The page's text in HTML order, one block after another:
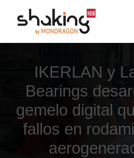
IKERLAN y
Bearings
gemelo digital
fallos en